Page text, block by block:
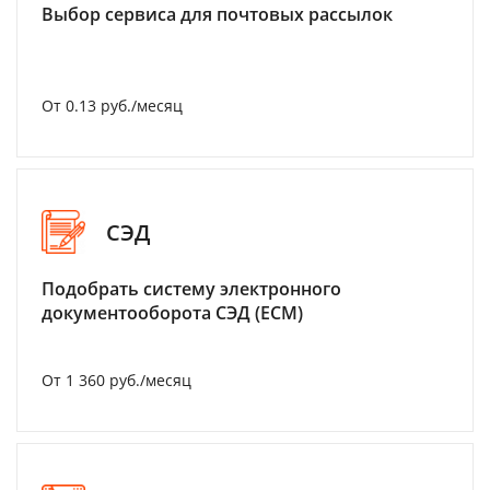
Выбор сервиса для почтовых рассылок
От 0.13 руб./месяц
СЭД
Подобрать систему электронного
документооборота СЭД (ECM)
От 1 360 руб./месяц